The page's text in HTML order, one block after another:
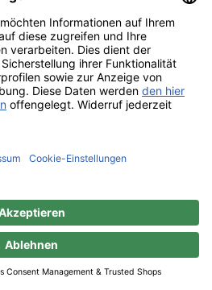
DatenschutzSitemap
KG |
22 63 - 86 - 0 | Telefax +49 (0) 22 63 - 2 07